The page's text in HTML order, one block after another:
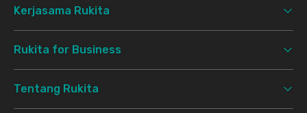
Kerjasama Rukita
Rukita for Business
Tentang Rukita